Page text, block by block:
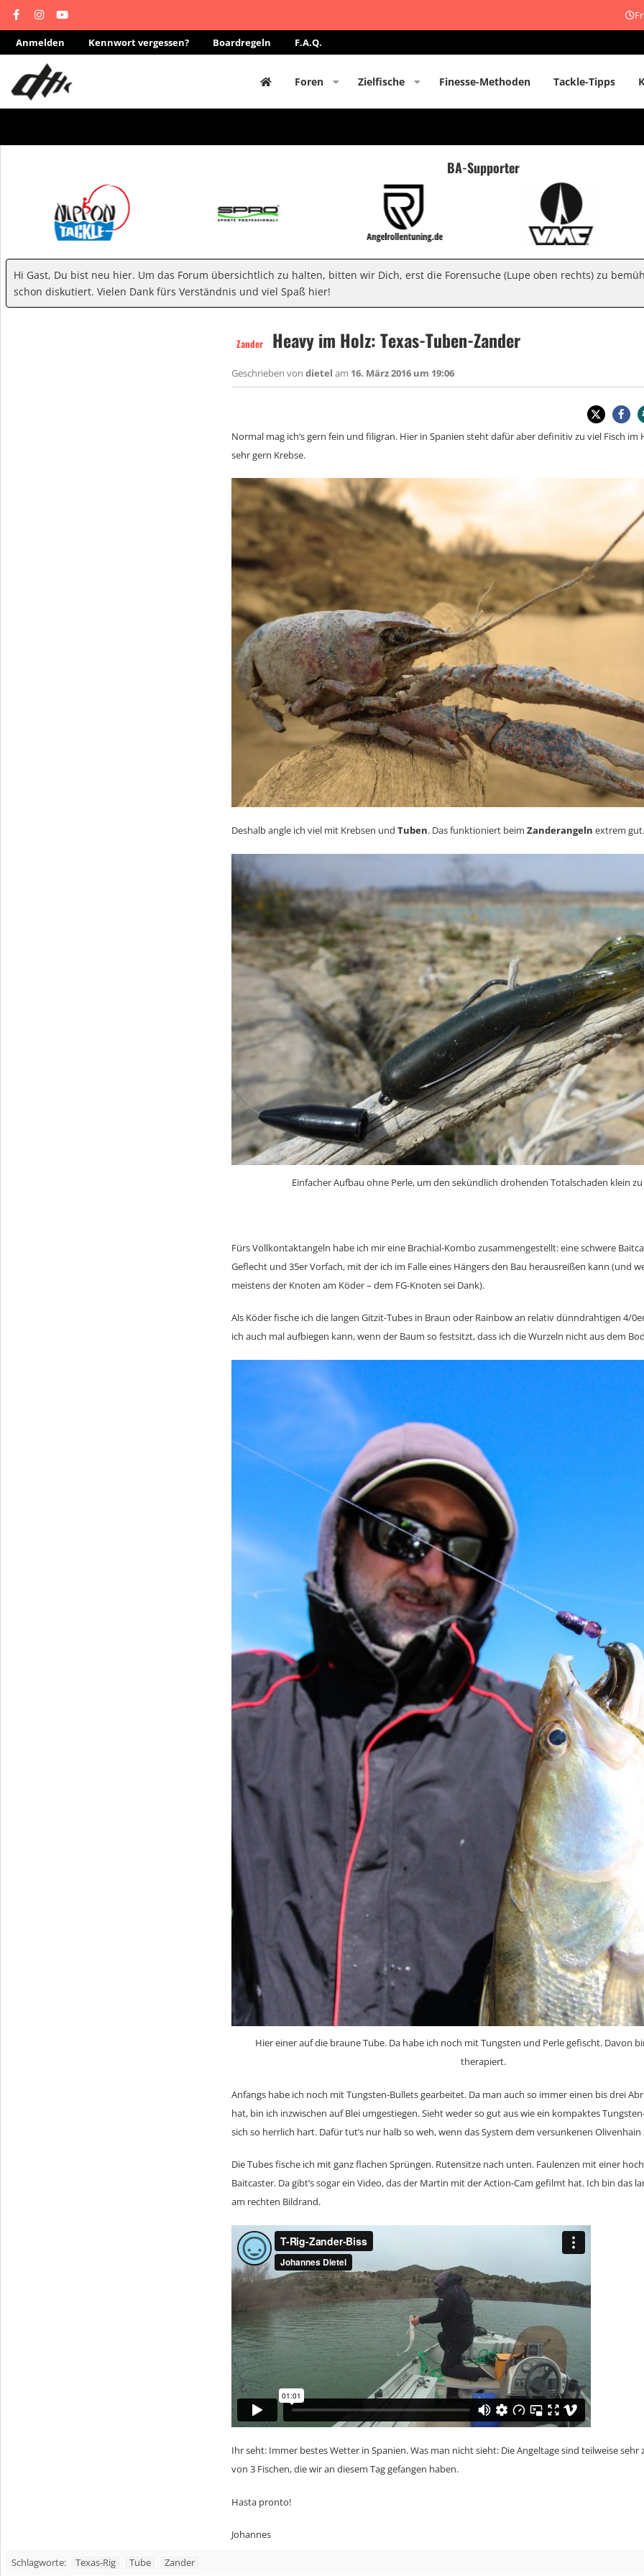
Anmelden Kennwort vergessen? Boardregeln F.A.Q.
Foren Zielfische Finesse-Methoden Tackle-Tipps
BA-Supporter
Hi Gast, Du bist neu hier. Um das Forum übersichtlich zu halten, bitten wir Dich, erst die Forensuche (Lupe oben rechts) zu
schon diskutiert. Vielen Dank fürs Verständnis und viel Spaß hier!
Zander Heavy im Holz: Texas-Tuben-Zander
Geschrieben von dietel am 16. März 2016 um 19:06
Normal mag ich‘s gern fein und filigran. Hier in Spanien steht dafür aber definitiv zu viel Fisch im
sehr gern Krebse.
Deshalb angle ich viel mit Krebsen und Tuben. Das funktioniert beim Zanderangeln extrem gut.
Einfacher Aufbau ohne Perle, um den sekündlich drohenden Totalschaden klein
Fürs Vollkontaktangeln habe ich mir eine Brachial-Kombo zusammengestellt: eine schwere
Geflecht und 35er Vorfach, mit der ich im Falle eines Hängers den Bau herausreißen kann (und
meistens der Knoten am Köder – dem FG-Knoten sei Dank).
Als Köder fische ich die langen Gitzit-Tubes in Braun oder Rainbow an relativ dünndrahtigen 4/
ich auch mal aufbiegen kann, wenn der Baum so festsitzt, dass ich die Wurzeln nicht aus dem
Hier einer auf die braune Tube. Da habe ich noch mit Tungsten und Perle gefischt. Davon
therapiert.
Anfangs habe ich noch mit Tungsten-Bullets gearbeitet. Da man auch so immer einen bis drei
hat, bin ich inzwischen auf Blei umgestiegen. Sieht weder so gut aus wie ein kompaktes
sich so herrlich hart. Dafür tut’s nur halb so weh, wenn das System dem versunkenen
Die Tubes fische ich mit ganz flachen Sprüngen. Rutensitze nach unten. Faulenzen mit einer
Baitcaster. Da gibt’s sogar ein Video, das der Martin mit der Action-Cam gefilmt hat. Ich bin das
am rechten Bildrand.
Ihr seht: Immer bestes Wetter in Spanien. Was man nicht sieht: Die Angeltage sind teilweise sehr
von 3 Fischen, die wir an diesem Tag gefangen haben.
Hasta pronto!
Johannes
Schlagworte: Texas-Rig Tube Zander